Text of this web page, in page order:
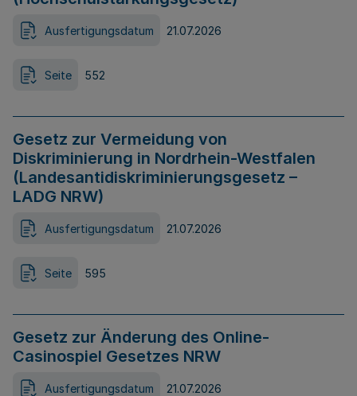
Ausfertigungsdatum 21.07.2026
Seite 552
Gesetz zur Vermeidung von
Diskriminierung in Nordrhein-Westfalen
(Landesantidiskriminierungsgesetz –
LADG NRW)
Ausfertigungsdatum 21.07.2026
Seite 595
Gesetz zur Änderung des Online-
Casinospiel Gesetzes NRW
Ausfertigungsdatum 21.07.2026